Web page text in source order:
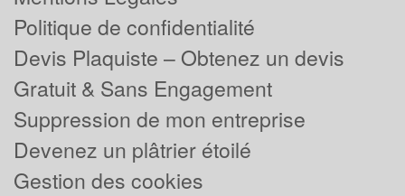
Politique de confidentialité
Devis Plaquiste – Obtenez un devis
Gratuit & Sans Engagement
Suppression de mon entreprise
Devenez un plâtrier étoilé
Gestion des cookies